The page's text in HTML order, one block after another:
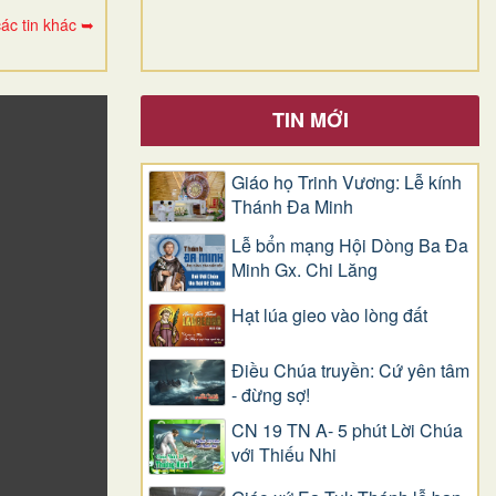
tin khác ➥
TIN MỚI
Giáo họ Trinh Vương: Lễ kính
Thánh Đa Minh
Lễ bổn mạng Hội Dòng Ba Đa
Minh Gx. Chi Lăng
Hạt lúa gieo vào lòng đất
Điều Chúa truyền: Cứ yên tâm
- đừng sợ!
CN 19 TN A- 5 phút Lời Chúa
với Thiếu Nhi